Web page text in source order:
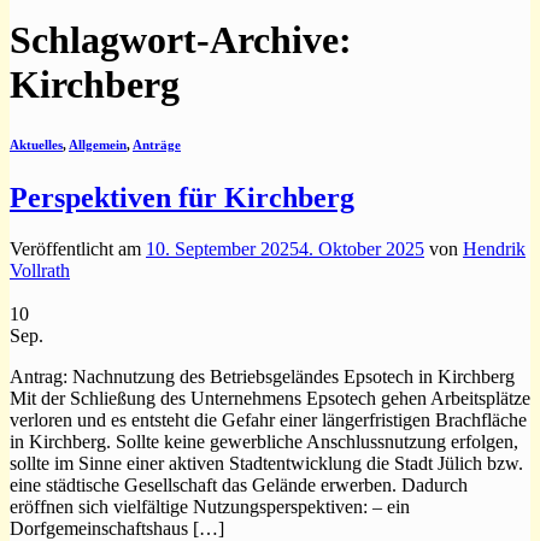
Schlagwort-Archive:
Kirchberg
Aktuelles,Allgemein,Anträge
Perspektiven für Kirchberg
Veröffentlicht am 10. September 20254. Oktober 2025 von Hendrik
Vollrath
10
Sep.
Antrag: Nachnutzung des Betriebsgeländes Epsotech in Kirchberg
Mit der Schließung des Unternehmens Epsotech gehen Arbeitsplätze
verloren und es entsteht die Gefahr einer längerfristigen Brachfläche
in Kirchberg. Sollte keine gewerbliche Anschlussnutzung erfolgen,
sollte im Sinne einer aktiven Stadtentwicklung die Stadt Jülich bzw.
eine städtische Gesellschaft das Gelände erwerben. Dadurch
eröffnen sich vielfältige Nutzungsperspektiven: – ein
Dorfgemeinschaftshaus […]